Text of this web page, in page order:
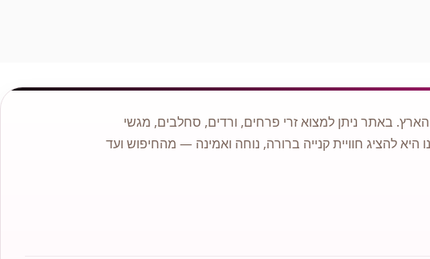
באתר ניתן למצוא זרי פרחים, ורדים, סחלבים, מגשי
להציג חוויית קנייה ברורה, נוחה ואמינה — מהחיפוש ועד